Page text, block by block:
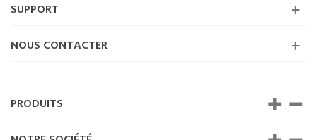
SUPPORT
NOUS CONTACTER
PRODUITS